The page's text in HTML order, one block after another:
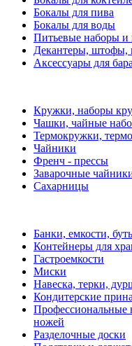
Бокалы для пива
Бокалы для воды
Питьевые наборы
Декантеры, штофы,
Аксессуары для бара
Кружки, наборы
Чашки, чайные
Термокружки,
Чайники
Френч - прессы
Заварочные
Сахарницы
Банки, емкости,
Контейнеры для
Гастроемкости
Миски
Навеска, терки,
Кондитерские
Профессиональные
ножей
Разделочные доски